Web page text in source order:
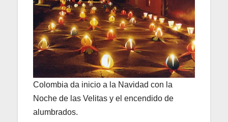
Colombia da inicio a la Navidad con la
Noche de las Velitas y el encendido de
alumbrados.